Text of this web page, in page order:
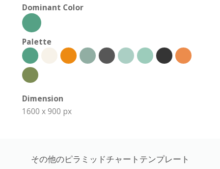
Dominant Color
Palette
Dimension
1600 x 900 px
その他のピラミッドチャートテンプレート